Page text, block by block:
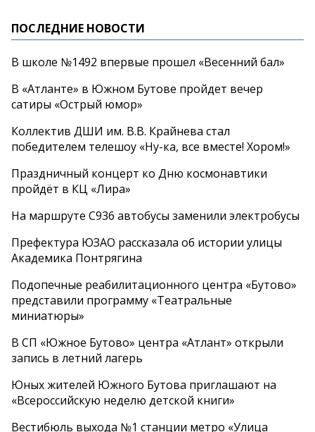
ПОСЛЕДНИЕ НОВОСТИ
В школе №1492 впервые прошел «Весенний бал»
В «Атланте» в Южном Бутове пройдет вечер
сатиры «Острый юмор»
Коллектив ДШИ им. В.В. Крайнева стал
победителем телешоу «Ну-ка, все вместе! Хором!»
Праздничный концерт ко Дню космонавтики
пройдёт в КЦ «Лира»
На маршруте С936 автобусы заменили электробусы
Префектура ЮЗАО рассказала об истории улицы
Академика Понтрягина
Подопечные реабилитационного центра «Бутово»
представили программу «Театральные
миниатюры»
В СП «Южное Бутово» центра «Атлант» открыли
запись в летний лагерь
Юных жителей Южного Бутова приглашают на
«Всероссийскую неделю детской книги»
Вестибюль выхода №1 станции метро «Улица